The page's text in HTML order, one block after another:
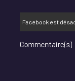
Facebook est
Commentaire(s)